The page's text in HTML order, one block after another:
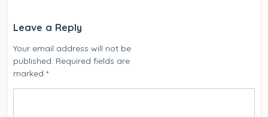
Leave a Reply
Your email address will not be
published. Required fields are
marked*